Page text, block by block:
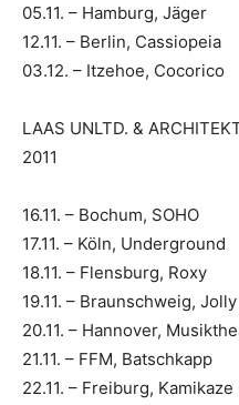
05.11. – Hamburg, Jäger
12.11. – Berlin, Cassiopeia
03.12. – Itzehoe, Cocorico
LAAS UNLTD. &
2011
16.11. – Bochum, SOHO
17.11. – Köln, Underground
18.11. – Flensburg, Roxy
19.11. – Braunschweig,
20.11. – Hannover,
21.11. – FFM, Batschkapp
22.11. – Freiburg,